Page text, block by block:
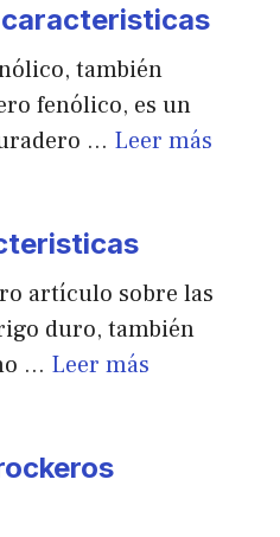
también
fenólico, es un
… Leer más
artículo sobre las
duro, también
… Leer más